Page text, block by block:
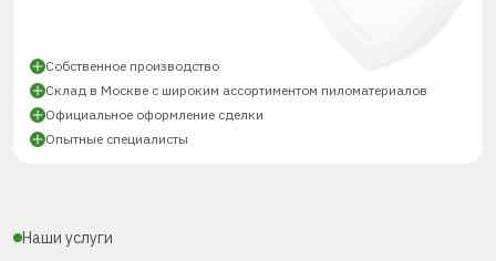
Собственное производство
Склад в Москве с широким ассортиментом пиломатериалов
Официальное оформление сделки
Опытные специалисты
Наши услуги